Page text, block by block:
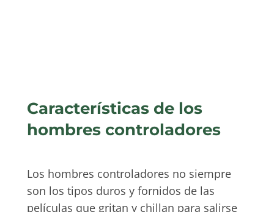
Características de los
hombres controladores
Los hombres controladores no siempre
son los tipos duros y fornidos de las
películas que gritan y chillan para salirse